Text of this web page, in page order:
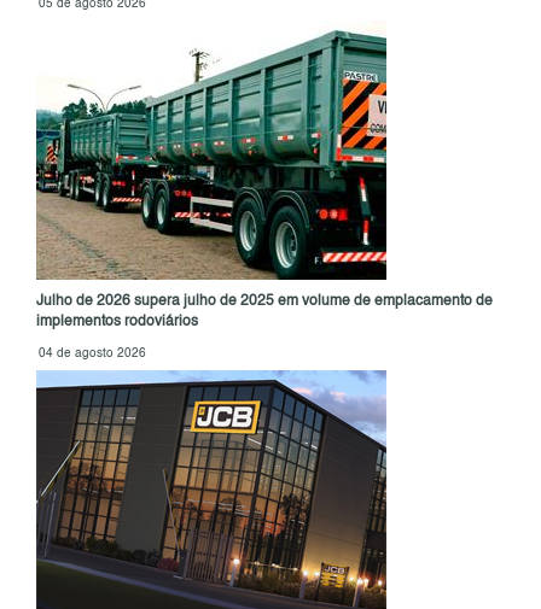
05 de agosto 2026
Julho de 2026 supera julho de 2025 em volume de emplacamento de
implementos rodoviários
04 de agosto 2026